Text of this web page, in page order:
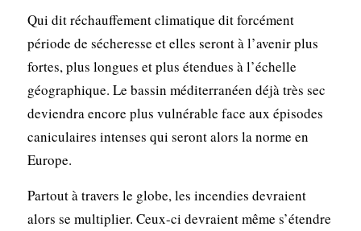
Qui dit réchauffement climatique dit forcément
période de sécheresse et elles seront à l’avenir plus
fortes, plus longues et plus étendues à l’échelle
géographique. Le bassin méditerranéen déjà très sec
deviendra encore plus vulnérable face aux épisodes
caniculaires intenses qui seront alors la norme en
Europe.
Partout à travers le globe, les incendies devraient
alors se multiplier. Ceux-ci devraient même s’étendre